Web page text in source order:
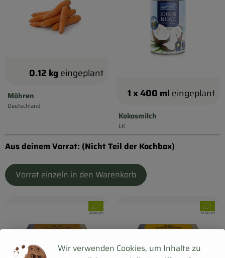
Pferdepension & Reitbetrieb
Möhren
, Herkunft:
Deutschland
0.12 kgeingeplant
Kokosmilch
, Herkunft:
LK
1 x 400 ml eingeplant
Aus deinem Vorrat: (Nicht Teil der Kochbox)
Vorrat einzeln in den Warenkorb
, Verband:
, Kontrollstelle:
AT-BIO-301
,
, Kontrollstelle:
AT-BIO-301
Wir verwenden Cookies, um Inhalte zu